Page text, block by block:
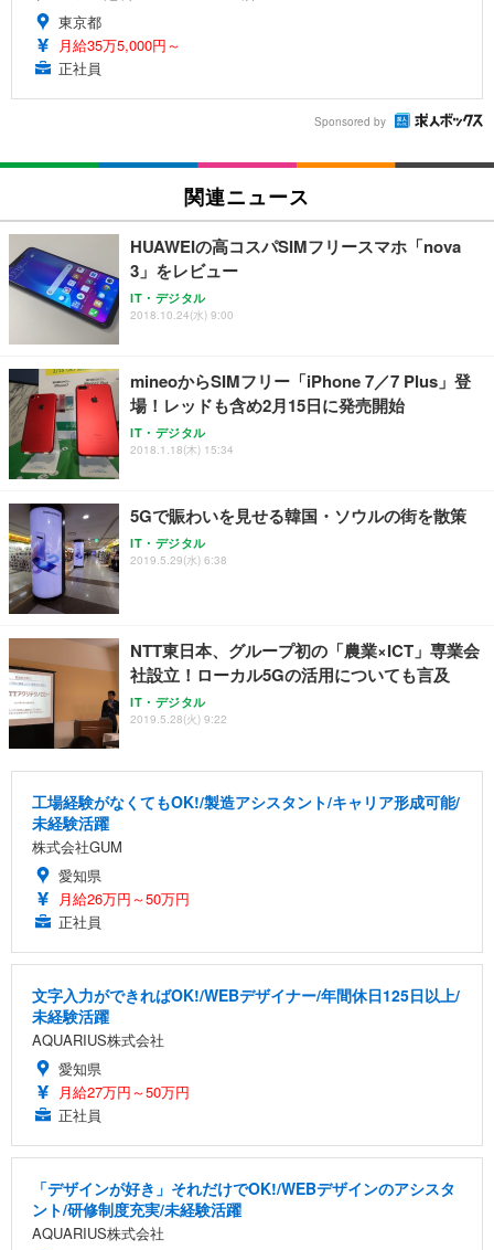
東京都
月給35万5,000円～
正社員
Sponsored by
関連ニュース
HUAWEIの高コスパSIMフリースマホ「nova
3」をレビュー
IT・デジタル
2018.10.24(水) 9:00
mineoからSIMフリー「iPhone 7／7 Plus」登
場！レッドも含め2月15日に発売開始
IT・デジタル
2018.1.18(木) 15:34
5Gで賑わいを見せる韓国・ソウルの街を散策
IT・デジタル
2019.5.29(水) 6:38
NTT東日本、グループ初の「農業×ICT」専業会
社設立！ローカル5Gの活用についても言及
IT・デジタル
2019.5.28(火) 9:22
工場経験がなくてもOK!/製造アシスタント/キャリア形成可能/
未経験活躍
株式会社GUM
愛知県
月給26万円～50万円
正社員
文字入力ができればOK!/WEBデザイナー/年間休日125日以上/
未経験活躍
AQUARIUS株式会社
愛知県
月給27万円～50万円
正社員
「デザインが好き」それだけでOK!/WEBデザインのアシスタ
ント/研修制度充実/未経験活躍
AQUARIUS株式会社